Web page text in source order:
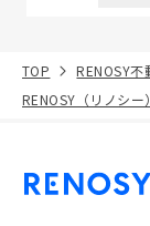
TOP RENOSY不
RENOSY（リノシ